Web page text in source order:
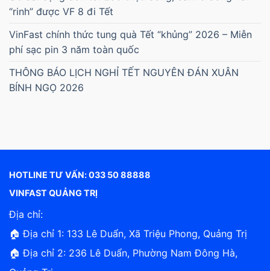
“rinh” được VF 8 đi Tết
VinFast chính thức tung quà Tết “khủng” 2026 – Miễn
phí sạc pin 3 năm toàn quốc
THÔNG BÁO LỊCH NGHỈ TẾT NGUYÊN ĐÁN XUÂN
BÍNH NGỌ 2026
HOTLINE TƯ VẤN: 033 50 88888
VINFAST QUẢNG TRỊ
Địa chỉ:
🏠 Địa chỉ 1: 133 Lê Duẩn, Xã Triệu Phong, Quảng Trị
🏠 Địa chỉ 2: 236 Lê Duẩn, Phường Nam Đông Hà,